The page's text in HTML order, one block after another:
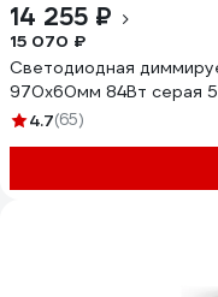
14 255 ₽
15 070 ₽
Светодиодная
970х60мм 84Вт серая
4.7(65)